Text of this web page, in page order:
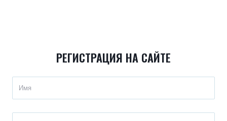
РЕГИСТРАЦИЯ НА САЙТЕ